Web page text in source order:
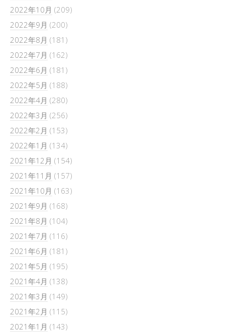
2022年10月 (209)
2022年9月 (200)
2022年8月 (181)
2022年7月 (162)
2022年6月 (181)
2022年5月 (188)
2022年4月 (280)
2022年3月 (256)
2022年2月 (153)
2022年1月 (134)
2021年12月 (154)
2021年11月 (157)
2021年10月 (163)
2021年9月 (168)
2021年8月 (104)
2021年7月 (116)
2021年6月 (181)
2021年5月 (195)
2021年4月 (138)
2021年3月 (149)
2021年2月 (115)
2021年1月 (143)